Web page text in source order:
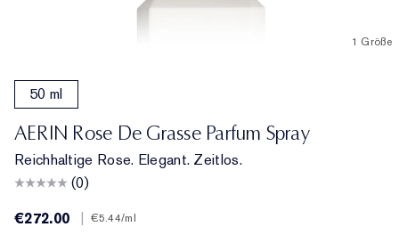
1 Größe
50 ml
AERIN Rose De Grasse Parfum Spray
Reichhaltige Rose. Elegant. Zeitlos.
(0)
€272.00
€5.44/ml